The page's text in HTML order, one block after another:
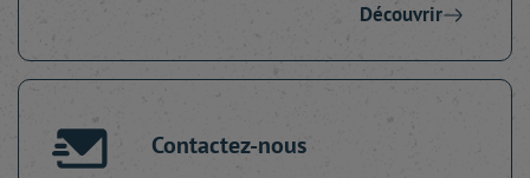
Découvrir
Contactez-nous